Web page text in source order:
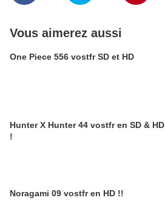
Vous aimerez aussi
One Piece 556 vostfr SD et HD
Hunter X Hunter 44 vostfr en SD & HD
!
Noragami 09 vostfr en HD !!